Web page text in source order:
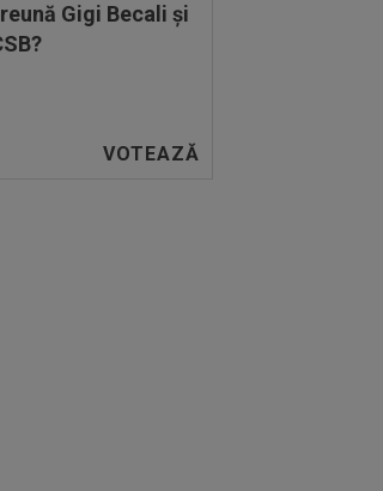
Gigi Becali și